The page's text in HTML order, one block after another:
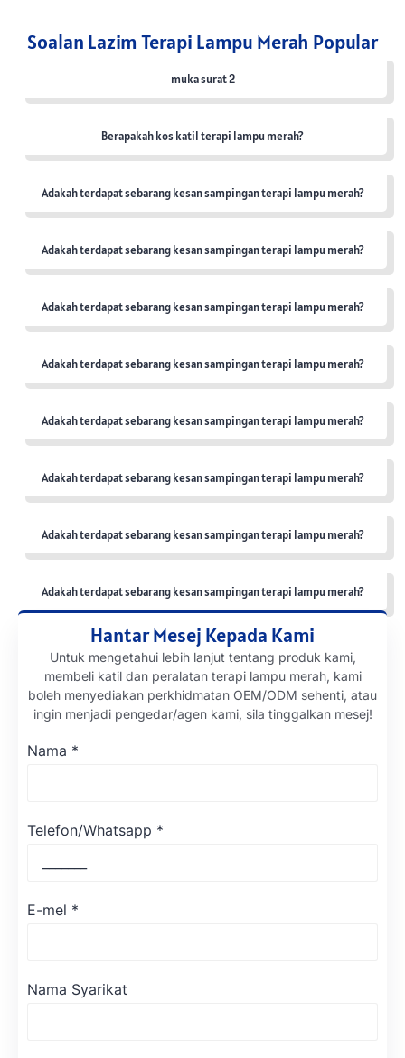
Soalan Lazim Terapi Lampu Merah Popular
muka surat 2
Berapakah kos katil terapi lampu merah?
Adakah terdapat sebarang kesan sampingan terapi lampu merah?
Adakah terdapat sebarang kesan sampingan terapi lampu merah?
Adakah terdapat sebarang kesan sampingan terapi lampu merah?
Adakah terdapat sebarang kesan sampingan terapi lampu merah?
Adakah terdapat sebarang kesan sampingan terapi lampu merah?
Adakah terdapat sebarang kesan sampingan terapi lampu merah?
Adakah terdapat sebarang kesan sampingan terapi lampu merah?
Adakah terdapat sebarang kesan sampingan terapi lampu merah?
Hantar Mesej Kepada Kami
Untuk mengetahui lebih lanjut tentang produk kami,
membeli katil dan peralatan terapi lampu merah, kami
boleh menyediakan perkhidmatan OEM/ODM sehenti, atau
ingin menjadi pengedar/agen kami, sila tinggalkan mesej!
Nama *
Telefon/Whatsapp *
E-mel *
Nama Syarikat